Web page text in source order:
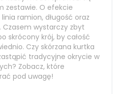
zestawie. O efekcie
ramion, długość oraz
Czasem wystarczy zbyt
skrócony krój, by całość
Czy skórzana kurtka
tradycyjne okrycie w
Zobacz, które
pod uwagę!